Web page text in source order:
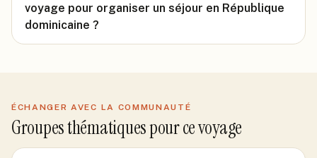
voyage pour organiser un séjour en République
dominicaine ?
ÉCHANGER AVEC LA COMMUNAUTÉ
Groupes thématiques pour ce voyage